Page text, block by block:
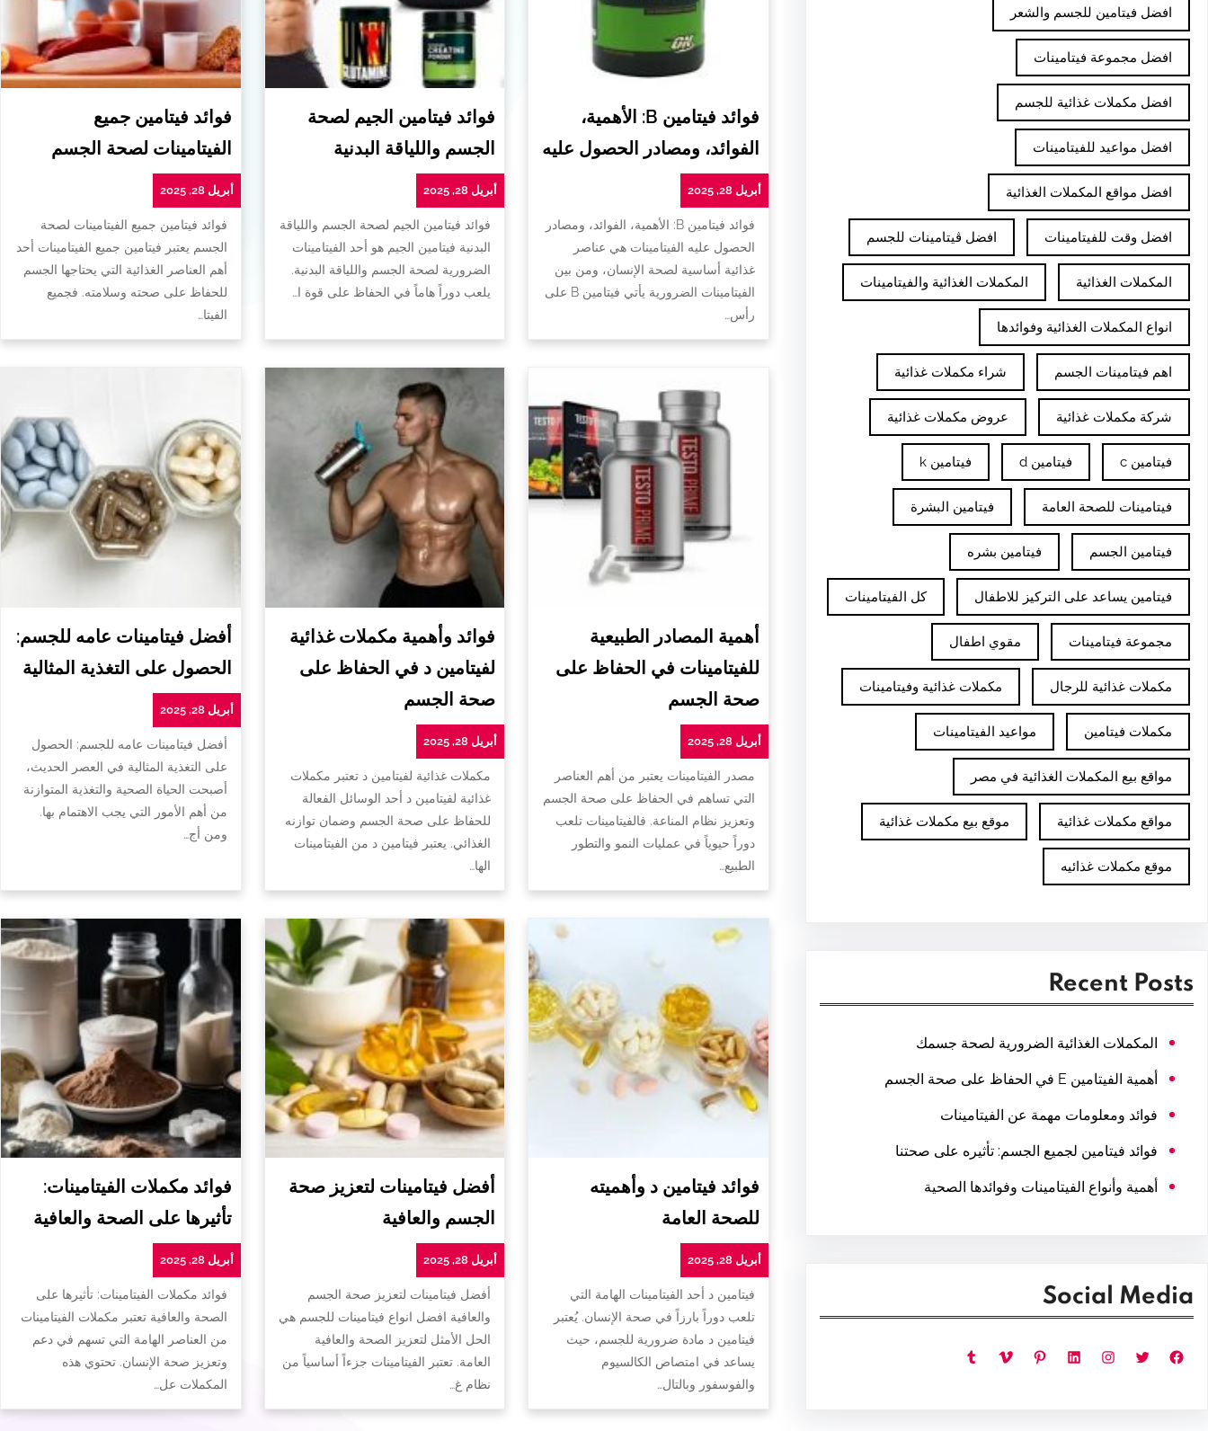
افضل فيتامين للجسم والشعر
افضل مجموعة فيتامينات
افضل مكملات غذائية للجسم
افضل مواعيد للفيتامينات
افضل مواقع المكملات الغذائية
افضل وقت للفيتامينات افضل ڤيتامينات للجسم
المكملات الغذائية المكملات الغذائية والفيتامينات
انواع المكملات الغذائية وفوائدها
اهم فيتامينات الجسم شراء مكملات غذائية
شركة مكملات غذائية عروض مكملات غذائية
فيتامين c فيتامين d فيتامين k
فيتامينات للصحة العامة فيتامين البشرة
فيتامين الجسم فيتامين بشره
فيتامين يساعد على التركيز للاطفال كل الفيتامينات
مجموعة فيتامينات مقوي اطفال
مكملات غذائية للرجال مكملات غذائية وفيتامينات
مكملات فيتامين مواعيد الفيتامينات
مواقع بيع المكملات الغذائية في مصر
مواقع مكملات غذائية موقع بيع مكملات غذائية
موقع مكملات غذائيه
Recent Posts
المكملات الغذائية الضرورية لصحة جسمك
أهمية الفيتامين E في الحفاظ على صحة الجسم
فوائد ومعلومات مهمة عن الفيتامينات
فوائد فيتامين لجميع الجسم: تأثيره على صحتنا
أهمية وأنواع الفيتامينات وفوائدها الصحية
Social Media
فيسبوك تويتر إنستجرام لينكد إن بينتريست فيميو تمبلر
فوائد فيتامين B: الأهمية،
الفوائد، ومصادر الحصول عليه
أبريل 28, 2025
فوائد فيتامين B: الأهمية، الفوائد، ومصادر
الحصول عليه الفيتامينات هي عناصر
غذائية أساسية لصحة الإنسان، ومن بين
الفيتامينات الضرورية يأتي فيتامين B على
رأس…
فوائد فيتامين الجيم لصحة
الجسم واللياقة البدنية
أبريل 28, 2025
فوائد فيتامين الجيم لصحة الجسم واللياقة
البدنية فيتامين الجيم هو أحد الفيتامينات
الضرورية لصحة الجسم واللياقة البدنية.
يلعب دوراً هاماً في الحفاظ على قوة ا…
فوائد فيتامين جميع
الفيتامينات لصحة الجسم
أبريل 28, 2025
فوائد فيتامين جميع الفيتامينات لصحة
الجسم يعتبر فيتامين جميع الفيتامينات أحد
أهم العناصر الغذائية التي يحتاجها الجسم
للحفاظ على صحته وسلامته. فجميع
الفيتا…
أهمية المصادر الطبيعية
للفيتامينات في الحفاظ على
صحة الجسم
أبريل 28, 2025
مصدر الفيتامينات يعتبر من أهم العناصر
التي تساهم في الحفاظ على صحة الجسم
وتعزيز نظام المناعة. فالفيتامينات تلعب
دوراً حيوياً في عمليات النمو والتطور
الطبيع…
فوائد وأهمية مكملات غذائية
لفيتامين د في الحفاظ على
صحة الجسم
أبريل 28, 2025
مكملات غذائية لفيتامين د تعتبر مكملات
غذائية لفيتامين د أحد الوسائل الفعالة
للحفاظ على صحة الجسم وضمان توازنه
الغذائي. يعتبر فيتامين د من الفيتامينات
الها…
أفضل فيتامينات عامه للجسم:
الحصول على التغذية المثالية
أبريل 28, 2025
أفضل فيتامينات عامه للجسم: الحصول
على التغذية المثالية في العصر الحديث،
أصبحت الحياة الصحية والتغذية المتوازنة
من أهم الأمور التي يجب الاهتمام بها.
ومن أج…
فوائد فيتامين د وأهميته
للصحة العامة
أبريل 28, 2025
فيتامين د أحد الفيتامينات الهامة التي
تلعب دوراً بارزاً في صحة الإنسان. يُعتبر
فيتامين د مادة ضرورية للجسم، حيث
يساعد في امتصاص الكالسيوم
والفوسفور وبالتال…
أفضل فيتامينات لتعزيز صحة
الجسم والعافية
أبريل 28, 2025
أفضل فيتامينات لتعزيز صحة الجسم
والعافية افضل انواع فيتامينات للجسم هي
الحل الأمثل لتعزيز الصحة والعافية
العامة. تعتبر الفيتامينات جزءاً أساسياً من
نظام غ…
فوائد مكملات الفيتامينات:
تأثيرها على الصحة والعافية
أبريل 28, 2025
فوائد مكملات الفيتامينات: تأثيرها على
الصحة والعافية تعتبر مكملات الفيتامينات
من العناصر الهامة التي تسهم في دعم
وتعزيز صحة الإنسان. تحتوي هذه
المكملات عل…